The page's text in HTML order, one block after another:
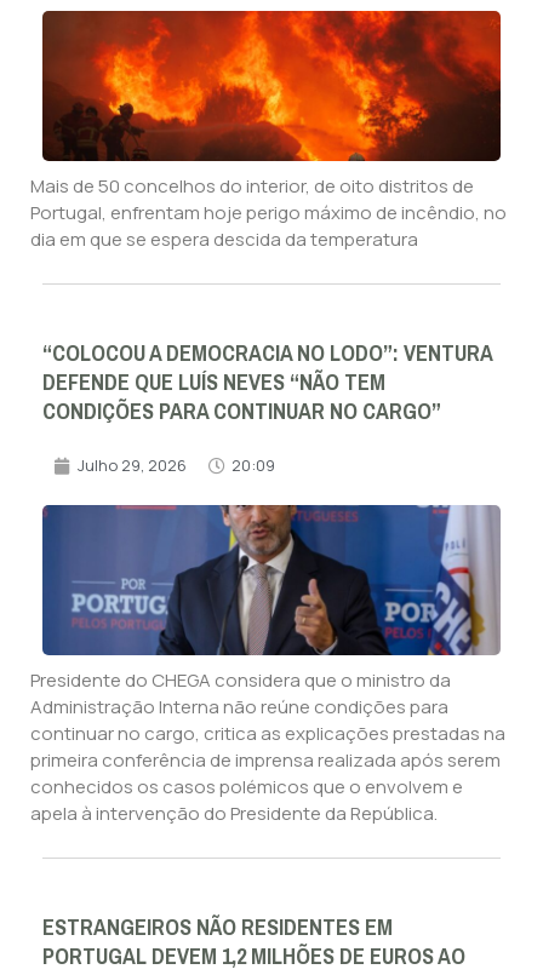
Mais de 50 concelhos do interior, de oito distritos de
Portugal, enfrentam hoje perigo máximo de incêndio, no
dia em que se espera descida da temperatura
“COLOCOU A DEMOCRACIA NO LODO”: VENTURA
DEFENDE QUE LUÍS NEVES “NÃO TEM
CONDIÇÕES PARA CONTINUAR NO CARGO”
Julho 29, 2026 20:09
Presidente do CHEGA considera que o ministro da
Administração Interna não reúne condições para
continuar no cargo, critica as explicações prestadas na
primeira conferência de imprensa realizada após serem
conhecidos os casos polémicos que o envolvem e
apela à intervenção do Presidente da República.
ESTRANGEIROS NÃO RESIDENTES EM
PORTUGAL DEVEM 1,2 MILHÕES DE EUROS AO